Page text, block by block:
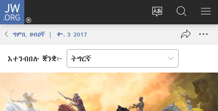
JW.ORG
ቋንቋ
እቶ
(opens
ኣብ
JW.ORG
ድለ
ግምቢ ዘብዐኛ | ቍ. 3 2017
እተንብበሉ ቛንቋ፦